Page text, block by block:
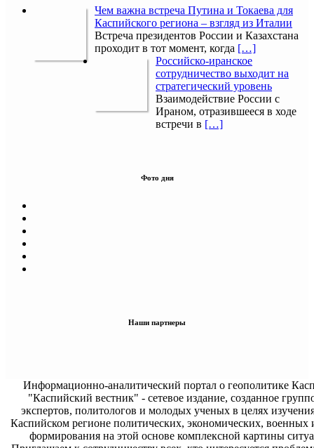
Чем важна встреча Путина и Токаева для
Каспийского региона – взгляд из Италии
Встреча президентов России и Казахстана
проходит в тот момент, когда […]
Российско-иранское
сотрудничество выходит на
стратегический уровень
Взаимодействие России с
Ираном, отразившееся в ходе
встречи в […]
Фото дня
Наши партнеры
Информационно-аналитический портал о геополитике
"Каспийский вестник" - сетевое издание, созданное
экспертов, политологов и молодых ученых в целях
Каспийском регионе политических, экономических, военных
формирования на этой основе комплексной картины